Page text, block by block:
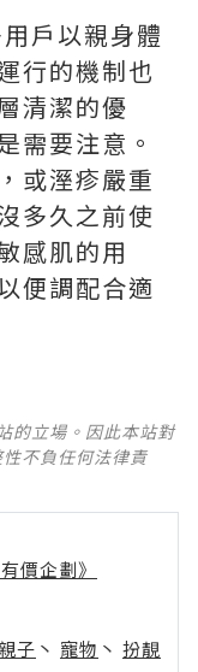
戶以親身體
行的機制也
清潔的優
需要注意。
或溼疹嚴重
多久之前使
感肌的用
便調配合適
的立場。因此本站對
不負任何法律責
價企劃》
子 丶 寵物 丶 扮靚